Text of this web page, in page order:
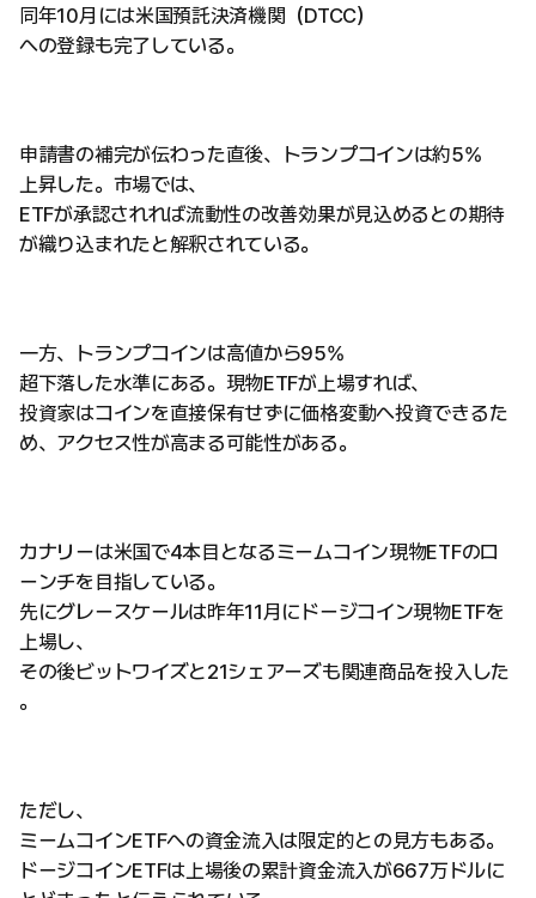
同年10月には米国預託決済機関（DTCC）
への登録も完了している。
申請書の補完が伝わった直後、トランプコインは約5%
上昇した。市場では、
ETFが承認されれば流動性の改善効果が見込めるとの期待
が織り込まれたと解釈されている。
一方、トランプコインは高値から95%
超下落した水準にある。現物ETFが上場すれば、
投資家はコインを直接保有せずに価格変動へ投資できるた
め、アクセス性が高まる可能性がある。
カナリーは米国で4本目となるミームコイン現物ETFのロ
ーンチを目指している。
先にグレースケールは昨年11月にドージコイン現物ETFを
上場し、
その後ビットワイズと21シェアーズも関連商品を投入した
。
ただし、
ミームコインETFへの資金流入は限定的との見方もある。
ドージコインETFは上場後の累計資金流入が667万ドルに